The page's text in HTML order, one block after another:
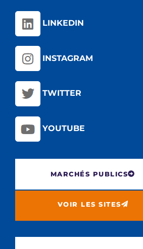
LINKEDIN
INSTAGRAM
TWITTER
YOUTUBE
MARCHÉS PUBLICS
VOIR LES SITES